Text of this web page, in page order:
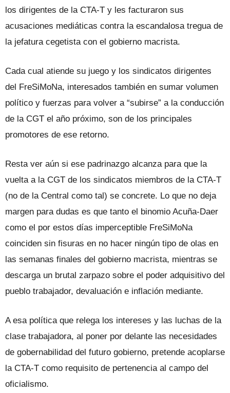
los dirigentes de la CTA-T y les facturaron sus
acusaciones mediáticas contra la escandalosa tregua de
la jefatura cegetista con el gobierno macrista.
Cada cual atiende su juego y los sindicatos dirigentes
del FreSiMoNa, interesados también en sumar volumen
político y fuerzas para volver a “subirse” a la conducción
de la CGT el año próximo, son de los principales
promotores de ese retorno.
Resta ver aún si ese padrinazgo alcanza para que la
vuelta a la CGT de los sindicatos miembros de la CTA-T
(no de la Central como tal) se concrete. Lo que no deja
margen para dudas es que tanto el binomio Acuña-Daer
como el por estos días imperceptible FreSiMoNa
coinciden sin fisuras en no hacer ningún tipo de olas en
las semanas finales del gobierno macrista, mientras se
descarga un brutal zarpazo sobre el poder adquisitivo del
pueblo trabajador, devaluación e inflación mediante.
A esa política que relega los intereses y las luchas de la
clase trabajadora, al poner por delante las necesidades
de gobernabilidad del futuro gobierno, pretende acoplarse
la CTA-T como requisito de pertenencia al campo del
oficialismo.